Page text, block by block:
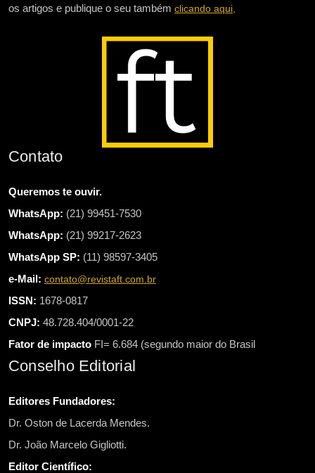
os artigos e publique o seu também clicando aqui,
Contato
Queremos te ouvir.
WhatsApp: (21) 99451-7530
WhatsApp: (21) 99217-2623
WhatsApp SP: (11) 98597-3405
e-Mail: contato@revistaft.com.br
ISSN: 1678-0817
CNPJ: 48.728.404/0001-22
Fator de impacto FI= 6.684 (segundo maior do Brasil
Conselho Editorial
Editores Fundadores:
Dr. Oston de Lacerda Mendes.
Dr. João Marcelo Gigliotti.
Editor Científico: